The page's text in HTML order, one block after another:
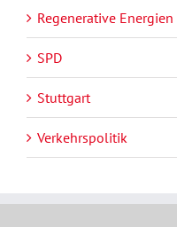
Regenerative Energien
SPD
Stuttgart
Verkehrspolitik